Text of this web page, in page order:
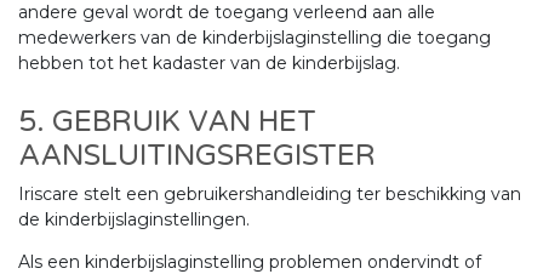
andere geval wordt de toegang verleend aan alle
medewerkers van de kinderbijslaginstelling die toegang
hebben tot het kadaster van de kinderbijslag.
5. GEBRUIK VAN HET
AANSLUITINGSREGISTER
Iriscare stelt een gebruikershandleiding ter beschikking van
de kinderbijslaginstellingen.
Als een kinderbijslaginstelling problemen ondervindt of